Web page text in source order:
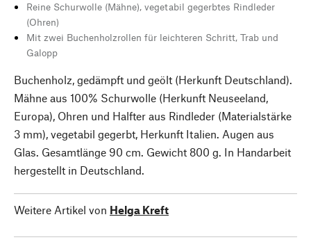
Reine Schurwolle (Mähne), vegetabil gegerbtes Rindleder
(Ohren)
Mit zwei Buchenholzrollen für leichteren Schritt, Trab und
Galopp
Buchenholz, gedämpft und geölt (Herkunft Deutschland).
Mähne aus 100% Schurwolle (Herkunft Neuseeland,
Europa), Ohren und Halfter aus Rindleder (Materialstärke
3 mm), vegetabil gegerbt, Herkunft Italien. Augen aus
Glas. Gesamtlänge 90 cm. Gewicht 800 g. In Handarbeit
hergestellt in Deutschland.
Weitere Artikel von Helga Kreft